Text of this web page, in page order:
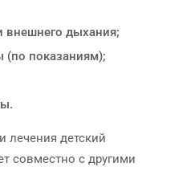
внешнего дыхания;
(по показаниям);
лечения детский
совместно с другими